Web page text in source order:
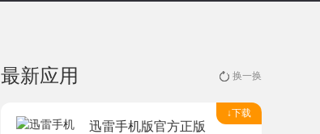
最新应用 换一换
↓下载
迅雷手机版官方正版